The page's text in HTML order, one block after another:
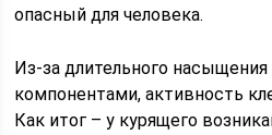
опасный для человека.
Из-за длительного
компонентами, активность
Как итог – у курящего